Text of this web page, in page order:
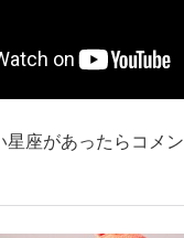
星座があったらコメ